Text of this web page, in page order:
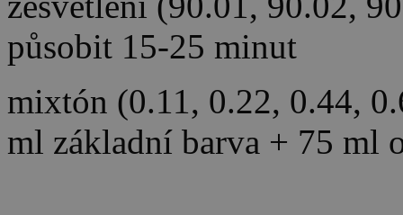
působit 15-25 minut
mixtón (0.11, 0.22, 0.44,
ml základní barva + 75 ml